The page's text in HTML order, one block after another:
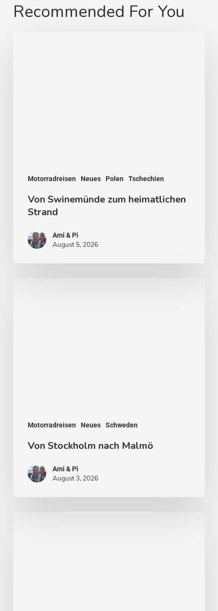
Recommended For You
Motorradreisen Neues Polen Tschechien
Von Swinemünde zum heimatlichen
Strand
Ami & Pi
August 5, 2026
Motorradreisen Neues Schweden
Von Stockholm nach Malmö
Ami & Pi
August 3, 2026